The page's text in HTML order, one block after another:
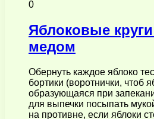
0
Яблоковые круги
медом
Обернуть каждое яблоко
бортики (воротнички, чтоб
образующаяся при
для выпечки посыпать
на противне, если яблоки